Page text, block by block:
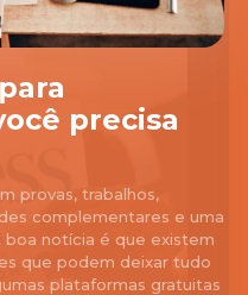
precisa
provas, trabalhos,
complementares e uma
boa notícia é que existem
que podem deixar tudo
plataformas gratuitas